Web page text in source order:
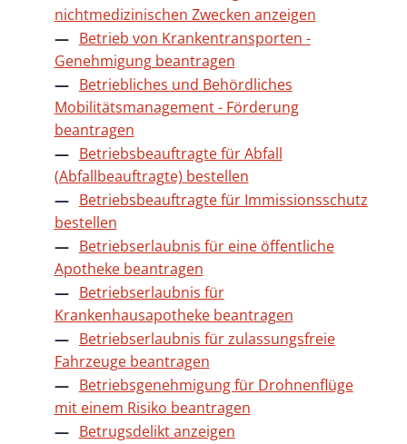
nichtmedizinischen Zwecken anzeigen
Betrieb von Krankentransporten -
Genehmigung beantragen
Betriebliches und Behördliches
Mobilitätsmanagement - Förderung
beantragen
Betriebsbeauftragte für Abfall
(Abfallbeauftragte) bestellen
Betriebsbeauftragte für Immissionsschutz
bestellen
Betriebserlaubnis für eine öffentliche
Apotheke beantragen
Betriebserlaubnis für
Krankenhausapotheke beantragen
Betriebserlaubnis für zulassungsfreie
Fahrzeuge beantragen
Betriebsgenehmigung für Drohnenflüge
mit einem Risiko beantragen
Betrugsdelikt anzeigen